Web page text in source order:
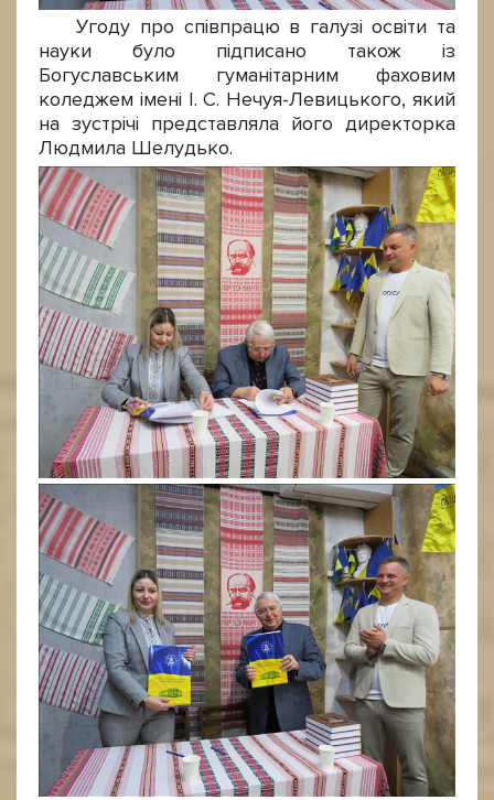
Угоду про співпрацю в галузі освіти та
науки було підписано також із
Богуславським гуманітарним фаховим
коледжем імені І. С. Нечуя-Левицького, який
на зустрічі представляла його директорка
Людмила Шелудько.